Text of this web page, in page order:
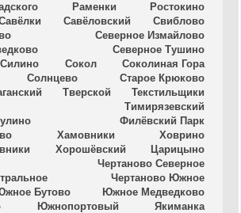
Раменки
Ростокино
Савёловский
Свиблово
Северное Измайлово
Северное Тушино
Силино Сокол
Соколиная Гора
Солнцево
Старое Крюково
Тверской
Текстильщики
Тимирязевский
Филёвский Парк
Хамовники
Ховрино
Хорошёвский
Царицыно
Чертаново Северное
Чертаново Южное
Бутово
Южное Медведково
Южнопортовый
Якиманка